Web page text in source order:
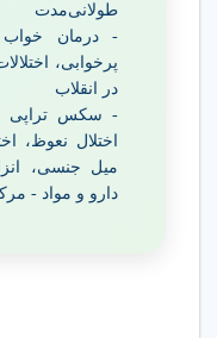
طولانی‌مدت
- درمان خواب
پرخوابی،
در انقلاب
- سکس تراپی
اختلال نعوظ،
میل جنسی،
دارو و مواد -